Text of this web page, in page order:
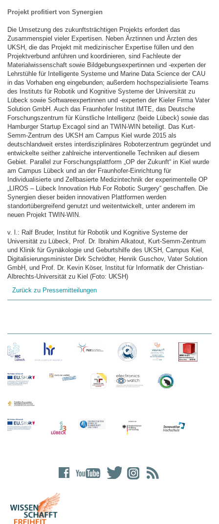
Projekt profitiert von Synergien
Die Umsetzung des zukunftsträchtigen Projekts erfordert das
Zusammenspiel vieler Expertisen. Neben Ärztinnen und Ärzten des
UKSH, die das Projekt mit medizinischer Expertise füllen und den
Projektverbund anführen und koordinieren, sind Fachleute der
Materialwissenschaft sowie Bildgebungsexpertinnen und -experten der
Lehrstühle für Intelligente Systeme und Marine Data Science der CAU
in das Vorhaben eng eingebunden; außerdem hochspezialisierte Teams
des Instituts für Robotik und Kognitive Systeme der Universität zu
Lübeck sowie Softwareexpertinnen und -experten der Kieler Firma Vater
Solution GmbH. Auch das Fraunhofer Institut IMTE, das Deutsche
Forschungszentrum für Künstliche Intelligenz (beide Lübeck) sowie das
Hamburger Startup Excagol sind an TWIN-WIN beteiligt. Das Kurt-
Semm-Zentrum des UKSH am Campus Kiel wurde 2015 als
deutschlandweit erstes interdisziplinäres Roboterzentrum gegründet und
entwickelte seither zahlreiche interventionelle Techniken auf diesem
Gebiet. Parallel zur Forschungsplattform „OP der Zukunft“ in Kiel wurde
am Campus Lübeck und an der Fraunhofer-Einrichtung für
Individualisierte und Zellbasierte Medizintechnik der experimentelle OP
„LIROS – Lübeck Innovation Hub For Robotic Surgery“ geschaffen. Die
Synergien dieser beiden innovativen Plattformen werden
standortübergreifend genutzt und weitentwickelt, unter anderem im
neuen Projekt TWIN-WIN.
v. l.: Ralf Bruder, Institut für Robotik und Kognitive Systeme der
Universität zu Lübeck, Prof. Dr. Ibrahim Alkatout, Kurt-Semm-Zentrum
und Klinik für Gynäkologie und Geburtshilfe des UKSH, Campus Kiel,
Digitalisierungsminister Dirk Schrödter, Henrik Guschov, Vater Solution
GmbH, und Prof. Dr. Kevin Köser, Institut für Informatik der Christian-
Albrechts-Universität zu Kiel (Foto: UKSH)
Zurück zu Pressemitteilungen